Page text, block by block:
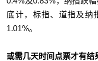
底计，标指、道指及纳
1.01%。
或需几天时间点票才有结